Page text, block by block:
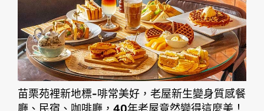
苗栗苑裡新地標-啡常美好，老屋新生變身質感餐